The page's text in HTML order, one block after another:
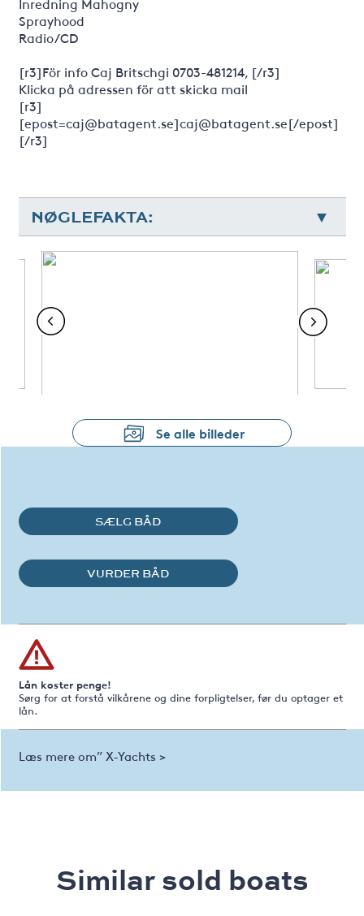
Sprayhood
Radio/CD
[r3]För info Caj Britschgi 0703-481214, [/r3]
Klicka på adressen för att skicka mail
[r3]
[epost=caj@batagent.se]caj@batagent.se[/epost]
[/r3]
NØGLEFAKTA:
Se alle billeder
SÆLG BÅD
VURDER BÅD
Lån koster penge!
Sørg for at forstå vilkårene og dine forpligtelser, før du optager et
lån.
Læs mere om” X-Yachts >
Similar sold boats